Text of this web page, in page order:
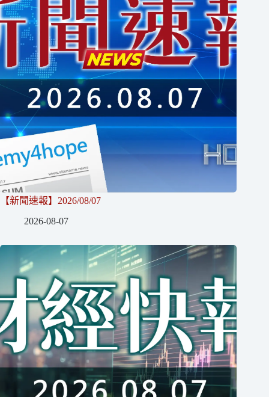
【新聞速報】2026/08/07
2026-08-07